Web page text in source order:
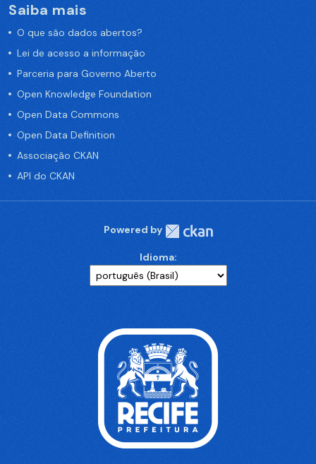
Saiba mais
O que são dados abertos?
Lei de acesso a informação
Parceria para Governo Aberto
Open Knowledge Foundation
Open Data Commons
Open Data Definition
Associação CKAN
API do CKAN
Powered by
Idioma